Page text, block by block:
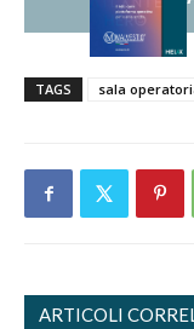
TAGS sala
ARTICOLI